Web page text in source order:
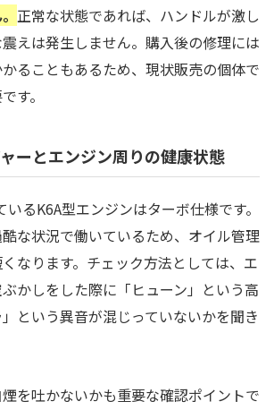
正常な状態であれば、ハンドルが激し
えは発生しません。購入後の修理には
ることもあるため、現状販売の個体で
す。
ーとエンジン周りの健康状態
るK6A型エンジンはターボ仕様です。
な状況で働いているため、オイル管理
なります。チェック方法としては、エ
かしをした際に「ヒューン」という高
という異音が混じっていないかを聞き
を吐かないかも重要な確認ポイントで